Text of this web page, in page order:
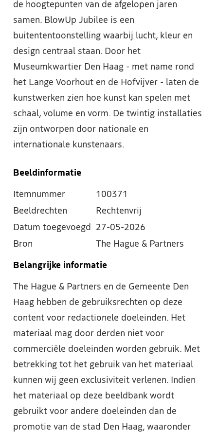
de hoogtepunten van de afgelopen jaren
samen. BlowUp Jubilee is een
buitententoonstelling waarbij lucht, kleur en
design centraal staan. Door het
Museumkwartier Den Haag - met name rond
het Lange Voorhout en de Hofvijver - laten de
kunstwerken zien hoe kunst kan spelen met
schaal, volume en vorm. De twintig installaties
zijn ontworpen door nationale en
internationale kunstenaars.
Beeldinformatie
Itemnummer
100371
Beeldrechten
Rechtenvrij
Datum toegevoegd
27-05-2026
Bron
The Hague & Partners
Belangrijke informatie
The Hague & Partners en de Gemeente Den
Haag hebben de gebruiksrechten op deze
content voor redactionele doeleinden. Het
materiaal mag door derden niet voor
commerciële doeleinden worden gebruik. Met
betrekking tot het gebruik van het materiaal
kunnen wij geen exclusiviteit verlenen. Indien
het materiaal op deze beeldbank wordt
gebruikt voor andere doeleinden dan de
promotie van de stad Den Haag, waaronder